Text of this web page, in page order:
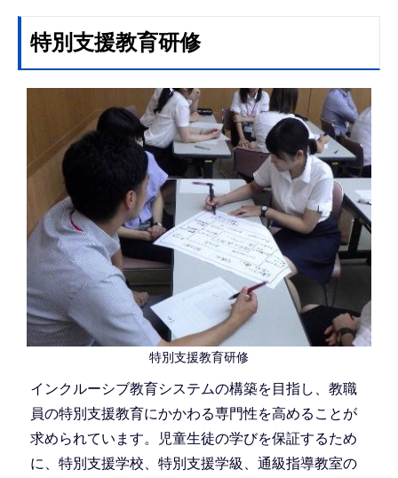
特別支援教育研修
特別支援教育研修
インクルーシブ教育システムの構築を目指し、教職
員の特別支援教育にかかわる専門性を高めることが
求められています。児童生徒の学びを保証するため
に、特別支援学校、特別支援学級、通級指導教室の